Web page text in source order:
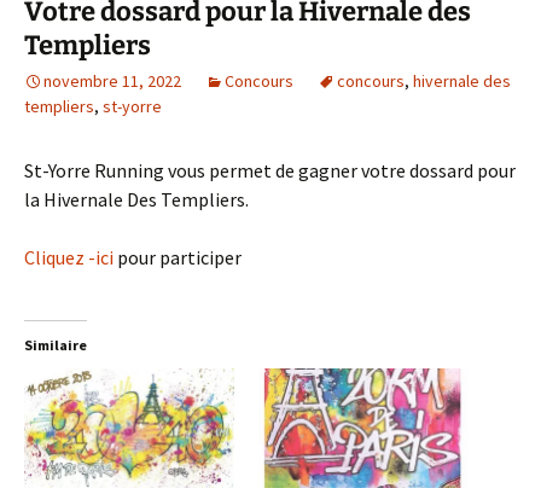
Votre dossard pour la Hivernale des
Templiers
novembre 11, 2022 Concours concours, hivernale des
templiers, st-yorre
St-Yorre Running vous permet de gagner votre dossard pour
la Hivernale Des Templiers.
Cliquez -ici pour participer
Similaire